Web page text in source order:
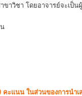
าวิชา โดยอาจารย์จะเป็
ะแนน ในส่วนของการนำเ